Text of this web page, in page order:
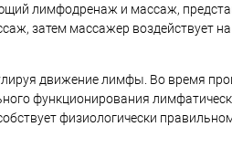
лимфодренаж и массаж,
затем массажер воздействует
движение лимфы. Во время
функционирования
физиологически